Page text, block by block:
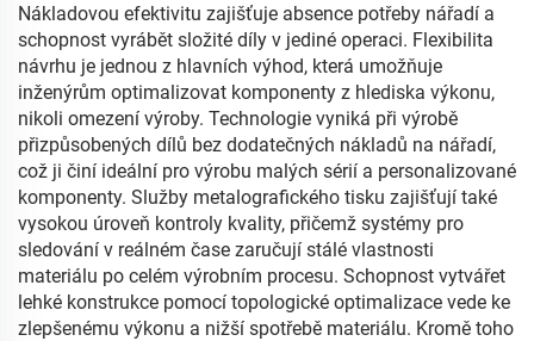
Nákladovou efektivitu zajišťuje absence potřeby nářadí a
schopnost vyrábět složité díly v jediné operaci. Flexibilita
návrhu je jednou z hlavních výhod, která umožňuje
inženýrům optimalizovat komponenty z hlediska výkonu,
nikoli omezení výroby. Technologie vyniká při výrobě
přizpůsobených dílů bez dodatečných nákladů na nářadí,
což ji činí ideální pro výrobu malých sérií a personalizované
komponenty. Služby metalografického tisku zajišťují také
vysokou úroveň kontroly kvality, přičemž systémy pro
sledování v reálném čase zaručují stálé vlastnosti
materiálu po celém výrobním procesu. Schopnost vytvářet
lehké konstrukce pomocí topologické optimalizace vede ke
zlepšenému výkonu a nižší spotřebě materiálu. Kromě toho